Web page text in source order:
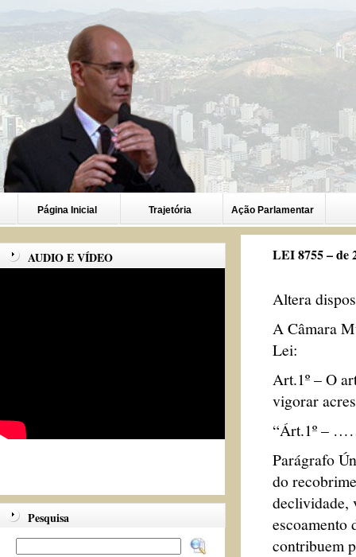
Página Inicial Trajetória Ação Parlamentar
AUDIO E VÍDEO
Pesquisa
LEI 8755 – de
Altera
A Câmara
Lei:
Art.1º – O
vigorar
“Árt.1º
Parágrafo
do
declividade,
escoamento
contribuem